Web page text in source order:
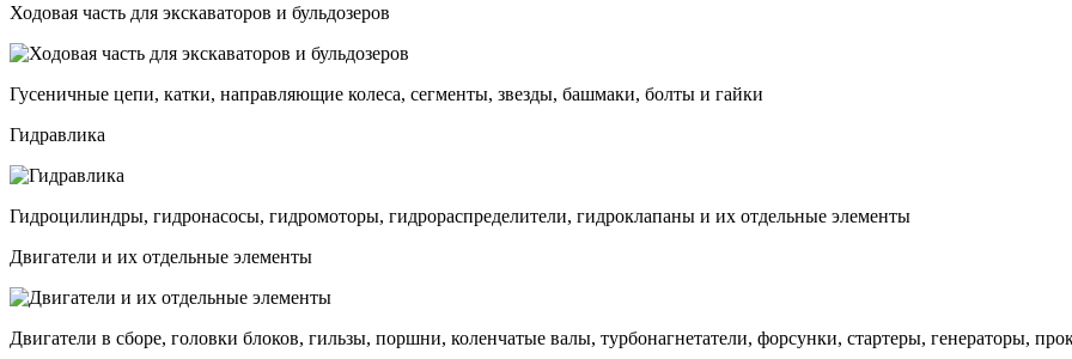
Ходовая часть для экскаваторов и бульдозеров
Гусеничные цепи, катки, направляющие колеса, сегменты, звезды, башмаки, болты и гайки
Гидравлика
Гидроцилиндры, гидронасосы, гидромоторы, гидрораспределители, гидроклапаны и их отдельные элементы
Двигатели и их отдельные элементы
Двигатели в сборе, головки блоков, гильзы, поршни, коленчатые валы, турбонагнетатели, форсунки, стартеры, генераторы,